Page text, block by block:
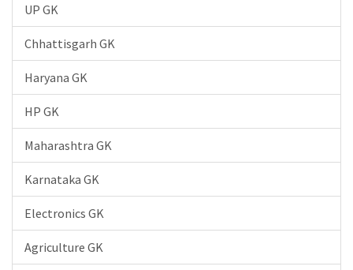
UP GK
Chhattisgarh GK
Haryana GK
HP GK
Maharashtra GK
Karnataka GK
Electronics GK
Agriculture GK